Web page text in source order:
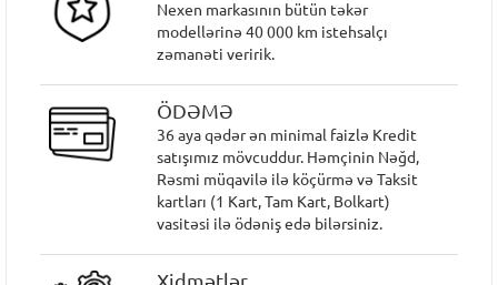
Nexen markasının bütün təkər
modellərinə 40 000 km istehsalçı
zəmanəti veririk.
ÖDƏMƏ
36 aya qədər ən minimal faizlə Kredit
satışımız mövcuddur. Həmçinin Nəğd,
Rəsmi müqavilə ilə köçürmə və Taksit
kartları (1 Kart, Tam Kart, Bolkart)
vasitəsi ilə ödəniş edə bilərsiniz.
Xidmətlər